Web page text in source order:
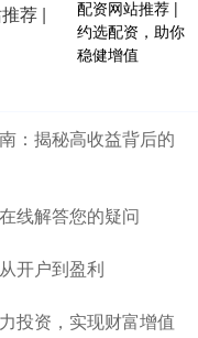
荐 |
：揭秘高收益背后的
线解答您的疑问
开户到盈利
投资，实现财富增值